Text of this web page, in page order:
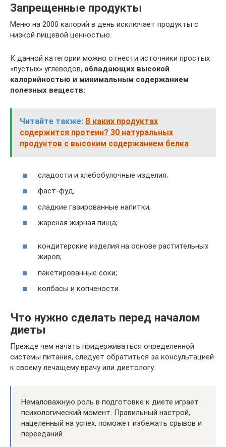
Запрещенные продукты
Меню на 2000 калорий в день исключает продукты с
низкой пищевой ценностью.
К данной категории можно отнести источники простых
«пустых» углеводов, обладающих высокой
калорийностью и минимальным содержанием
полезных веществ:
Читайте также: В каких продуктах
содержится протеин? 30 натуральных
продуктов с высоким содержанием белка
сладости и хлебобулочные изделия;
фаст-фуд;
сладкие газированные напитки;
жареная жирная пища;
кондитерские изделия на основе растительных
жиров;
пакетированные соки;
колбасы и копчености.
Что нужно сделать перед началом
диеты
Прежде чем начать придерживаться определенной
системы питания, следует обратиться за консультацией
к своему лечащему врачу или диетологу.
Немаловажную роль в подготовке к диете играет
психологический момент. Правильный настрой,
нацеленный на успех, поможет избежать срывов и
перееданий.